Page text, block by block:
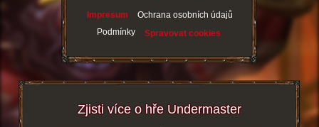
Impresum
Ochrana osobních údajů
Podmínky
Spravovat cookies
Zjisti více o hře Undermaster